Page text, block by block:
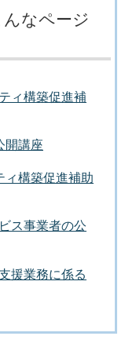
なページ
ィ構築促進補
開講座
ィ構築促進補助
ス事業者の公
援業務に係る